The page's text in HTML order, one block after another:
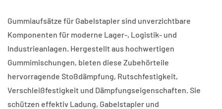
Gummiaufsätze für Gabelstapler sind unverzichtbare
Komponenten für moderne Lager-, Logistik- und
Industrieanlagen. Hergestellt aus hochwertigen
Gummimischungen, bieten diese Zubehörteile
hervorragende Stoßdämpfung, Rutschfestigkeit,
Verschleißfestigkeit und Dämpfungseigenschaften. Sie
schützen effektiv Ladung, Gabelstapler und